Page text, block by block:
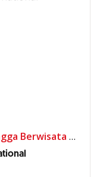
Berwisata di Indonesia